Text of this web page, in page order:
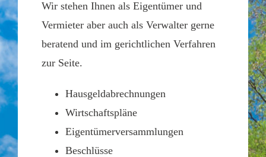
Wir stehen Ihnen als Eigentümer und
Vermieter aber auch als Verwalter gerne
beratend und im gerichtlichen Verfahren
zur Seite.
Hausgeldabrechnungen
Wirtschaftspläne
Eigentümerversammlungen
Beschlüsse